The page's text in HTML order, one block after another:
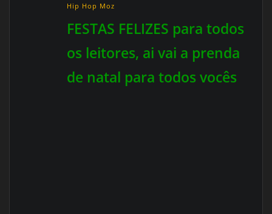
Hip Hop Moz
FESTAS FELIZES para todos
os leitores, ai vai a prenda
de natal para todos vocês